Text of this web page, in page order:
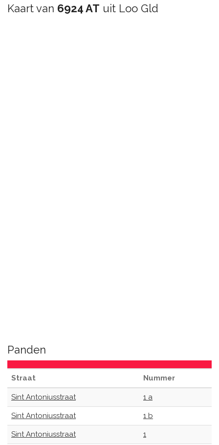
Kaart van 6924 AT uit Loo Gld
Panden
Straat Nummer
Sint Antoniusstraat 1 a
Sint Antoniusstraat 1 b
Sint Antoniusstraat 1